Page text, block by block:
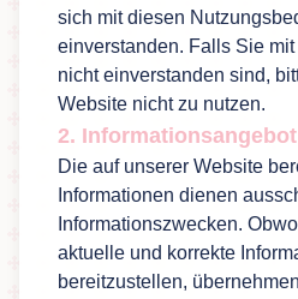
sich mit diesen
einverstanden. Falls Sie
nicht einverstanden sind,
Website nicht zu nutzen.
2. Informationsangebot
Die auf unserer Website
Informationen dienen
Informationszwecken.
aktuelle und korrekte
bereitzustellen,